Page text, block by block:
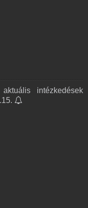
intézkedések